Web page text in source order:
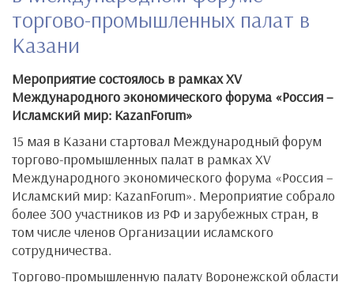
торгово-промышленных палат в
Казани
Мероприятие состоялось в рамках XV
Международного экономического форума «Россия –
Исламский мир: KazanForum»
15 мая в Казани стартовал Международный форум
торгово-промышленных палат в рамках XV
Международного экономического форума «Россия –
Исламский мир: KazanForum». Мероприятие собрало
более 300 участников из РФ и зарубежных стран, в
том числе членов Организации исламского
сотрудничества.
Торгово-промышленную палату Воронежской области